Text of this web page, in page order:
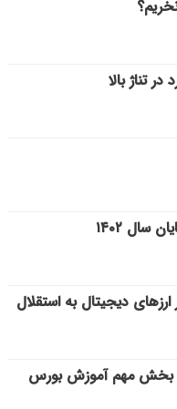
تناژ بالا
۱۴۰۲
دیجیتال به استقلال
بخش مهم آموزش بورس